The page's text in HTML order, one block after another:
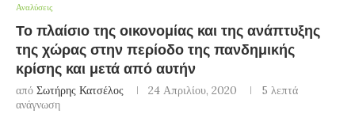
Αναλύσεις
Το πλαίσιο της οικονομίας και της ανάπτυξης
της χώρας στην περίοδο της πανδημικής
κρίσης και μετά από αυτήν
από Σωτήρης Κατσέλος 24 Απριλίου, 2020
5 λεπτά
ανάγνωση